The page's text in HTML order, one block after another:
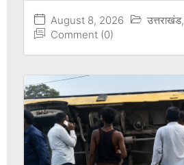
August 8, 2026 उत्तराखंड,
Comment (0)